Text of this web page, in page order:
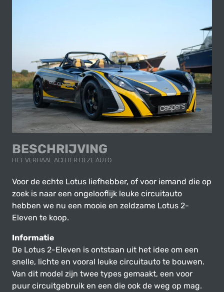
BESCHRIJVING
HET VERHAAL ACHTER DEZE AUTO
Voor de echte Lotus liefhebber, of voor iemand die op
zoek is naar een ongelooflijk leuke circuitauto
hebben we nu een mooie en zeldzame Lotus 2-
Eleven te koop.
Informatie
De Lotus 2-Eleven is ontstaan uit het idee om een
snelle, lichte en vooral leuke circuitauto te bouwen.
Van dit model zijn twee types gemaakt, een voor
puur circuitgebruik en een die ook de weg op mag.